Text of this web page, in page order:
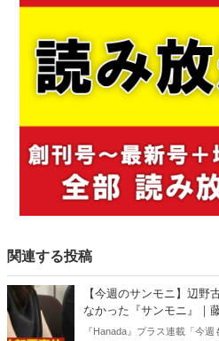
関連する投稿
【今週のサンモニ】辺野
なかった『サンモニ』｜
『Hanada』プラス連載「今